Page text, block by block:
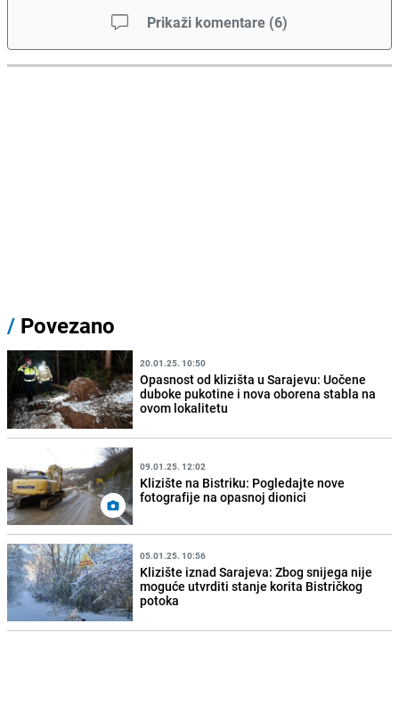
Prikaži komentare (6)
/ Povezano
20.01.25. 10:50
Opasnost od klizišta u Sarajevu: Uočene
duboke pukotine i nova oborena stabla na
ovom lokalitetu
09.01.25. 12:02
Klizište na Bistriku: Pogledajte nove
fotografije na opasnoj dionici
05.01.25. 10:56
Klizište iznad Sarajeva: Zbog snijega nije
moguće utvrditi stanje korita Bistričkog
potoka